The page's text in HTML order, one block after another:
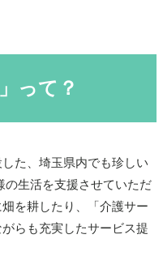
って？
た、埼玉県内でも珍しい
の生活を支援させていただ
を耕したり、「介護サー
らも充実したサービス提